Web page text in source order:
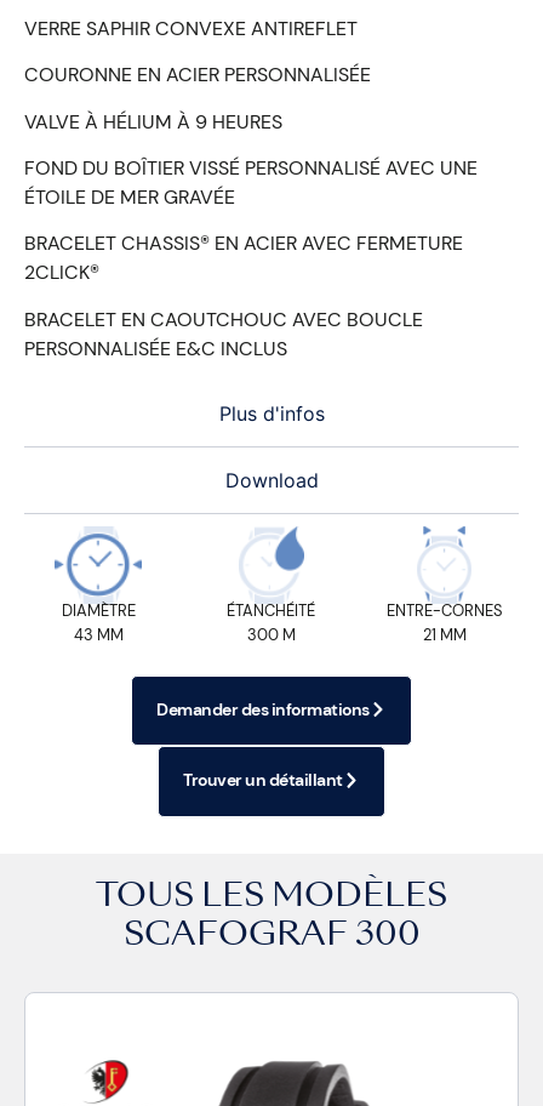
Plus d'infos
Download
VERRE SAPHIR CONVEXE ANTIREFLET
COURONNE EN ACIER PERSONNALISÉE
VALVE À HÉLIUM À 9 HEURES
FOND DU BOÎTIER VISSÉ PERSONNALISÉ AVEC UNE
ÉTOILE DE MER GRAVÉE
BRACELET CHASSIS® EN ACIER AVEC FERMETURE
2CLICK®
BRACELET EN CAOUTCHOUC AVEC BOUCLE
PERSONNALISÉE E&C INCLUS
DIAMÈTRE
43 MM
ÉTANCHÉITÉ
300 M
ENTRE-CORNES
21 MM
Demander des informations
Trouver un détaillant
TOUS LES MODÈLES
SCAFOGRAF 300